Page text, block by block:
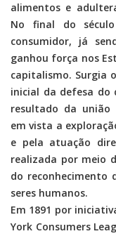
alimentos e
No final do
consumidor, já
ganhou força nos
capitalismo. Surgia
inicial da defesa do
resultado da união
em vista a
e pela atuação
realizada por meio
do reconhecimento
seres humanos.
Em 1891 por
York Consumers